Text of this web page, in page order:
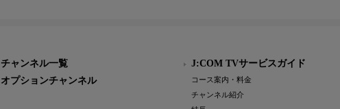
チャンネル一覧
オプションチャンネル
J:COM TVサービスガイド
コース案内・料金
チャンネル紹介